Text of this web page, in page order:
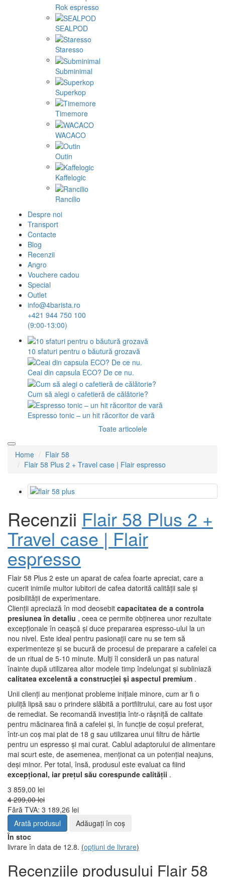
Rok espresso
SEALPOD
Staresso
Subminimal
Superkop
Timemore
WACACO
Outin
Kaffelogic
Rancilio
Despre noi
Transport
Contacte
Blog
Recenzii
Angro
Vouchere cadou
Special
Outlet
info@4barista.ro
+421 944 750 100
(9:00-13:00)
10 sfaturi pentru o băutură grozavă
Ceai din capsula ECO? De ce nu.
Cum să alegi o cafetieră de călătorie?
Espresso tonic – un hit răcoritor de vară
Toate articolele
Home
Flair 58
Flair 58 Plus 2 + Travel case | Flair espresso
Recenzii Flair 58 Plus 2 +
Travel case | Flair
espresso
Flair 58 Plus 2 este un aparat de cafea foarte apreciat, care a
cucerit inimile multor iubitori de cafea datorită calității sale și
posibilității de experimentare.
Clienții apreciază în mod deosebit capacitatea de a controla
presiunea în detaliu , ceea ce permite obținerea unor rezultate
excepționale în ceașcă și duce prepararea espresso-ului la un
nou nivel. Este ideal pentru pasionații care nu se tem să
experimenteze și se bucură de procesul de preparare a cafelei ca
de un ritual de 5-10 minute. Mulți îl consideră un pas natural
înainte după utilizarea altor modele timp îndelungat și subliniază
calitatea excelentă a construcției și aspectul premium .
Unii clienți au menționat probleme inițiale minore, cum ar fi o
piuliță lipsă sau o prindere slăbită a portfiltrului, care au fost ușor
de remediat. Se recomandă investiția într-o râșniță de calitate
pentru măcinarea fină a cafelei și, în funcție de coșul preferat,
într-un coș mai plat de 18 g sau utilizarea unui filtru de hârtie
pentru un espresso și mai curat. Cablul adaptorului de alimentare
mai scurt este, de asemenea, menționat ca un potențial neajuns,
deși minor. Per total, însă, produsul este evaluat ca fiind
excepțional, iar prețul său corespunde calității .
3 859,00 lei
4 299,00 lei
Fără TVA: 3 189,26 lei
Arată produsul
Adăugați în coş
În stoc
livrare în data de 12.8. (opțiuni de livrare)
Recenziile produsului Flair 58